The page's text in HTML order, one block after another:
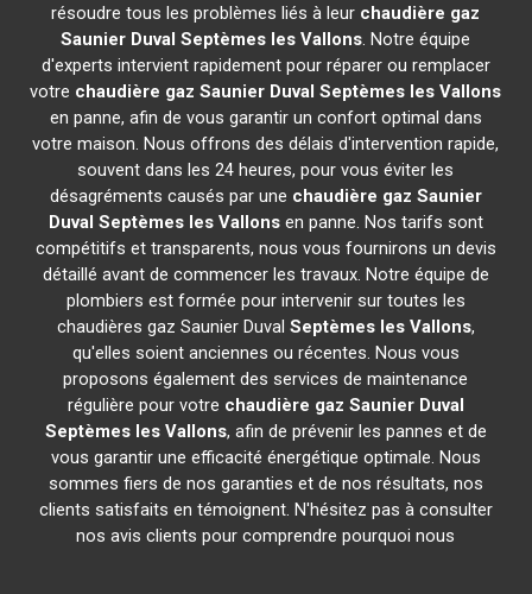
résoudre tous les problèmes liés à leur chaudière gaz
Saunier Duval Septèmes les Vallons. Notre équipe
d'experts intervient rapidement pour réparer ou remplacer
votre chaudière gaz Saunier Duval Septèmes les Vallons
en panne, afin de vous garantir un confort optimal dans
votre maison. Nous offrons des délais d'intervention rapide,
souvent dans les 24 heures, pour vous éviter les
désagréments causés par une chaudière gaz Saunier
Duval Septèmes les Vallonsen panne. Nos tarifs sont
compétitifs et transparents, nous vous fournirons un devis
détaillé avant de commencer les travaux. Notre équipe de
plombiers est formée pour intervenir sur toutes les
chaudières gaz Saunier Duval Septèmes les Vallons,
qu'elles soient anciennes ou récentes. Nous vous
proposons également des services de maintenance
régulière pour votre chaudière gaz Saunier Duval
Septèmes les Vallons, afin de prévenir les pannes et de
vous garantir une efficacité énergétique optimale. Nous
sommes fiers de nos garanties et de nos résultats, nos
clients satisfaits en témoignent. N'hésitez pas à consulter
nos avis clients pour comprendre pourquoi nous